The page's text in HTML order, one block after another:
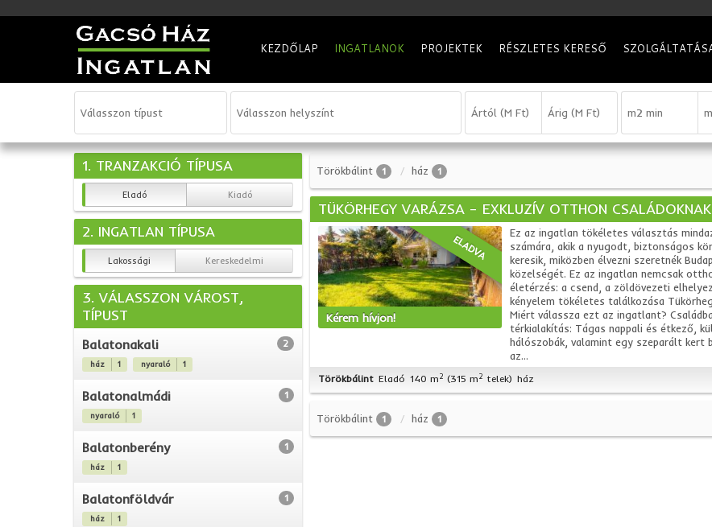
KEZDŐLAP INGATLANOK PROJEKTEK RÉSZLETES KERESŐ
1. TRANZAKCIÓ TÍPUSA
Eladó Kiadó
2. INGATLAN TÍPUSA
Lakossági Kereskedelmi
3. VÁLASSZON VÁROST,
TÍPUST
Balatonakali 2
ház 1 nyaraló 1
Balatonalmádi 1
nyaraló 1
Balatonberény 1
ház 1
Balatonföldvár 1
ház 1
Törökbálint 1 ház 1
TÜKÖRHEGY VARÁZSA – EXKLUZÍV OTTHON
ELADVA
Kérem hívjon!
Ez az ingatlan tökéletes választás
számára, akik a nyugodt, biztonságos
keresik, miközben élvezni szeretnék
közelségét. Ez az ingatlan nemcsak
életérzés: a csend, a zöldövezeti
kényelem tökéletes találkozása
Miért válassza ezt az ingatlant?
térkialakítás: Tágas nappali és étkező,
hálószobák, valamint egy szeparált kert
az...
Törökbálint Eladó 140 m2 (315 m2 telek) ház
Törökbálint 1 ház 1